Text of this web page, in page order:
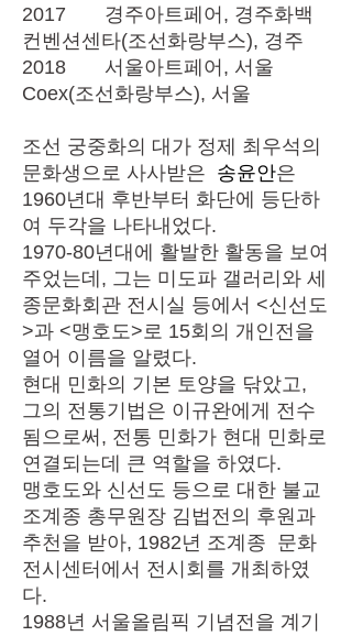
2017 경주아트페어, 경주화백
컨벤션센타(조선화랑부스), 경주
2018 서울아트페어, 서울
Coex(조선화랑부스), 서울
조선 궁중화의 대가 정제 최우석의
문화생으로 사사받은 송윤안은
1960년대 후반부터 화단에 등단하
여 두각을 나타내었다.
1970-80년대에 활발한 활동을 보여
주었는데, 그는 미도파 갤러리와 세
종문화회관 전시실 등에서 <신선도
>과 <맹호도>로 15회의 개인전을
열어 이름을 알렸다.
현대 민화의 기본 토양을 닦았고,
그의 전통기법은 이규완에게 전수
됨으로써, 전통 민화가 현대 민화로
연결되는데 큰 역할을 하였다.
맹호도와 신선도 등으로 대한 불교
조계종 총무원장 김법전의 후원과
추천을 받아, 1982년 조계종 문화
전시센터에서 전시회를 개최하였
다.
1988년 서울올림픽 기념전을 계기